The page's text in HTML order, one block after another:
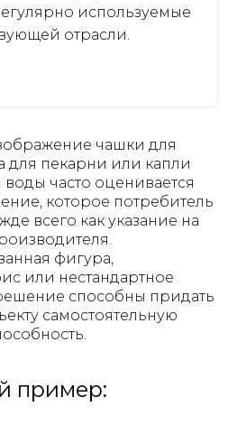
используемые
отрасли.
чашки для
для пекарни или капли
часто оценивается
которое потребитель
всего как указание на
фигура,
или нестандартное
способны придать
самостоятельную
пример: